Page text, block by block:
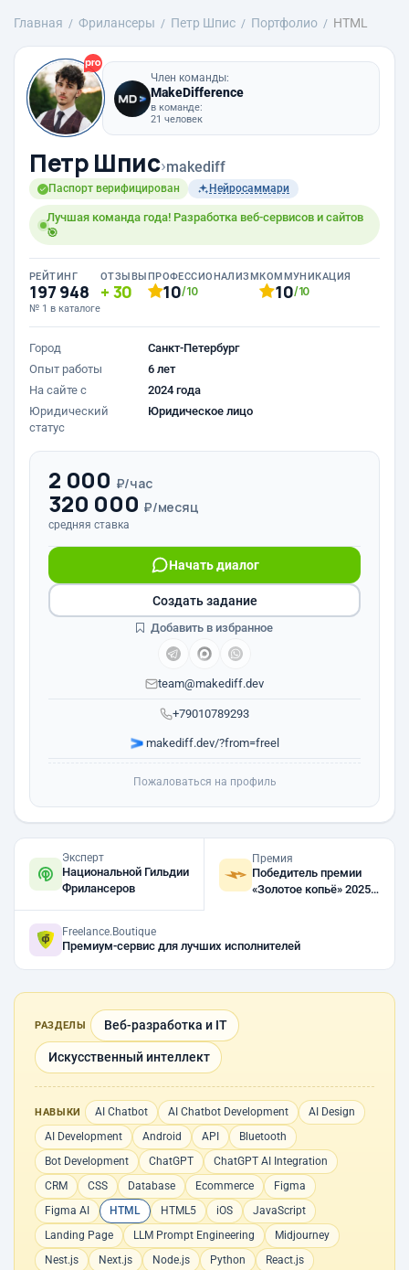
Главная Фрилансеры Петр Шпис Портфолио HTML
Член команды:
MakeDifference
в команде:
21 человек
Петр Шпис›makediff
Паспорт верифицирован Нейросаммари
Лучшая команда года! Разработка веб-сервисов и сайтов
🎯
РЕЙТИНГ
197 948
№ 1 в каталоге
ОТЗЫВЫ
30
ПРОФЕССИОНАЛИЗМ
10/10
КОММУНИКАЦИЯ
10/10
Город
Санкт-Петербург
Опыт работы
6 лет
На сайте с
2024 года
Юридический
статус
Юридическое лицо
2 000 ₽/час
320 000 ₽/месяц
средняя ставка
+79010789293
Начать диалог
team@makediff.dev
makediff.dev/?from=freel
Создать задание
Добавить в избранное
Пожаловаться на профиль
Эксперт
Национальной Гильдии
Фрилансеров
Премия
Победитель премии
«Золотое копьё» 2025,
Freelance.Boutique
Премиум-сервис для лучших исполнителей
РАЗДЕЛЫ Веб-разработка и IT
Искусственный интеллект
НАВЫКИ AI Chatbot AI Chatbot Development
AI Design
AI Development
Android API
Bluetooth
Bot Development
ChatGPT
ChatGPT AI Integration
CRM
CSS Database Ecommerce
Figma
Figma AI
HTML HTML5 iOS
JavaScript
Landing Page
LLM Prompt Engineering
Midjourney
Nest.js
Next.js Node.js Python
React.js